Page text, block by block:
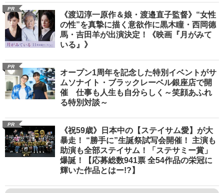
PR
《渡辺淳一原作＆娘・渡邉直子監督》“女性
の性”を真摯に描く意欲作に黒木瞳・西岡德
馬・吉田羊が出演決定！《映画『月がみて
いる』》
PR
オープン1周年を記念した特別イベントがサ
ムソナイト・ブラックレーベル銀座店で開
催 仕事も人生も自分らしく～笑顔あふれ
る特別対談～
PR
《祝59歳》日本中の【ステイサム愛】が大
暴走！ “勝手に”生誕祭試写会開催！ 主演も
助演も全部ステイサム！「ステサミー賞」
爆誕！【応募総数941票 全54作品の栄冠に
輝いた作品とはー!?】